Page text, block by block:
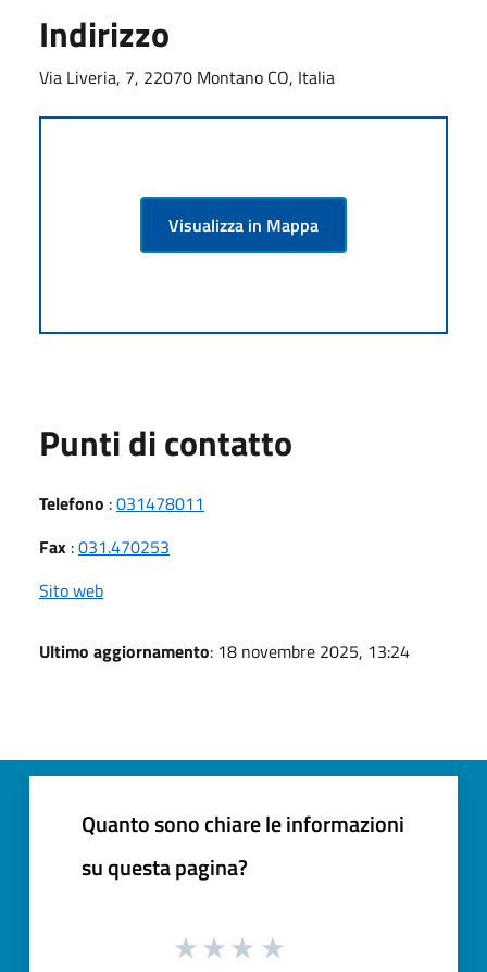
Indirizzo
Via Liveria, 7, 22070 Montano CO, Italia
Visualizza in Mappa
Punti di contatto
Telefono :031478011
Fax :031.470253
Sito web
Ultimo aggiornamento: 18 novembre 2025, 13:24
Quanto sono chiare le informazioni
su questa pagina?